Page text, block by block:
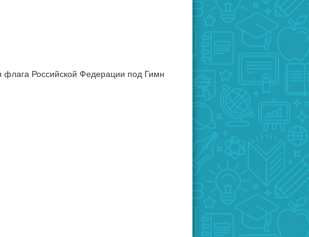
флага Российской Федерации под Гимн